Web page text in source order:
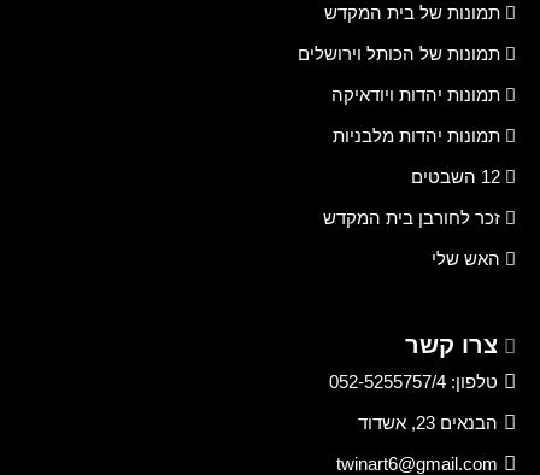
תמונות של בית המקדש
תמונות של הכותל וירושלים
תמונות יהדות ויודאיקה
תמונות יהדות מלבניות
12 השבטים
זכר לחורבן בית המקדש
האש שלי
צרו קשר
טלפון: 052-5255757/4
הבנאים 23, אשדוד
twinart6@gmail.com